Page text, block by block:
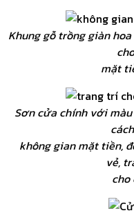
Khung gỗ trồng giàn
mặt
Sơn cửa chính với
không gian mặt tiền,
vẻ,
cho